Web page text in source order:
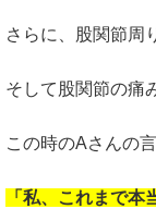
さらに、股関節周
そして股関節の痛
この時のAさんの
「私、これまで